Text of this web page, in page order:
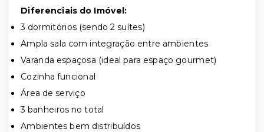
Diferenciais do Imóvel:
3 dormitórios (sendo 2 suítes)
Ampla sala com integração entre ambientes
Varanda espaçosa (ideal para espaço gourmet)
Cozinha funcional
Área de serviço
3 banheiros no total
Ambientes bem distribuídos